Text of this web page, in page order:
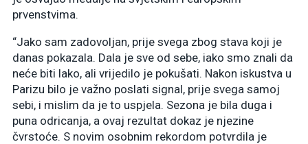
prvenstvima.
“Jako sam zadovoljan, prije svega zbog stava koji je
danas pokazala. Dala je sve od sebe, iako smo znali da
neće biti lako, ali vrijedilo je pokušati. Nakon iskustva u
Parizu bilo je važno poslati signal, prije svega samoj
sebi, i mislim da je to uspjela. Sezona je bila duga i
puna odricanja, a ovaj rezultat dokaz je njezine
čvrstoće. S novim osobnim rekordom potvrdila je